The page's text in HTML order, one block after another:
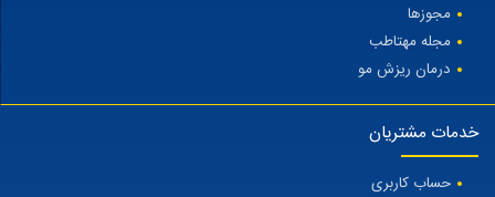
مجوزها
مجله مهتاطب
درمان ریزش مو
خدمات مشتریان
حساب کاربری